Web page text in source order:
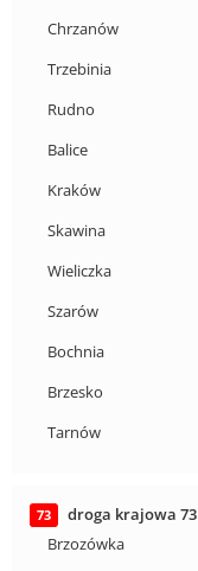
Chrzanów
Trzebinia
Rudno
Balice
Kraków
Skawina
Wieliczka
Szarów
Bochnia
Brzesko
Tarnów
73
droga krajowa 73
Brzozówka